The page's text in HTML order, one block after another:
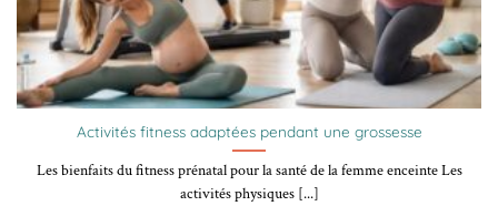
Activités fitness adaptées pendant une grossesse
Les bienfaits du fitness prénatal pour la santé de la femme enceinte Les
activités physiques [...]